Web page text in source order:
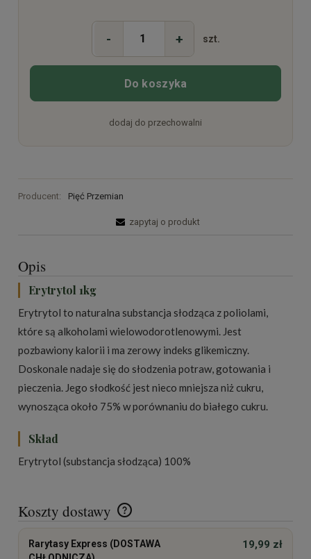
- + szt.
Do koszyka
dodaj do przechowalni
Producent: Pięć Przemian
zapytaj o produkt
Opis
Erytrytol 1kg
Erytrytol to naturalna substancja słodząca z poliolami,
które są alkoholami wielowodorotlenowymi. Jest
pozbawiony kalorii i ma zerowy indeks glikemiczny.
Doskonale nadaje się do słodzenia potraw, gotowania i
pieczenia. Jego słodkość jest nieco mniejsza niż cukru,
wynosząca około 75% w porównaniu do białego cukru.
Skład
Erytrytol (substancja słodząca) 100%
Koszty dostawy
Cena nie zawiera ewentualnych kosztów płatności
Rarytasy Express (DOSTAWA
19,99 zł